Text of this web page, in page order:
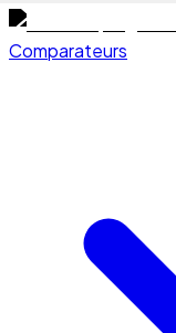
Comparateurs